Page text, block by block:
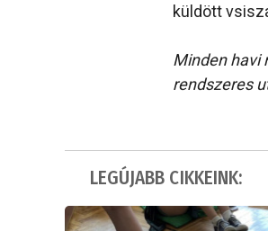
küldött
Minden havi
rendszeres
LEGÚJABB CIKKEINK: